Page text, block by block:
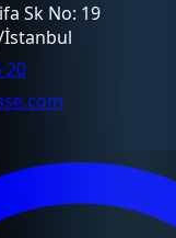
Sk No: 19
İstanbul
20